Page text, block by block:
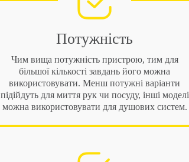
Потужність
Чим вища потужність пристрою, тим для
більшої кількості завдань його можна
використовувати. Менш потужні варіанти
підійдуть для миття рук чи посуду, інші моделі
можна використовувати для душових систем.